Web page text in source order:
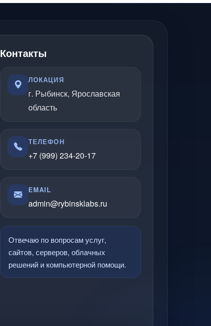
Контакты
ЛОКАЦИЯ
г. Рыбинск, Ярославская
область
ТЕЛЕФОН
+7 (999) 234-20-17
EMAIL
admin@rybinsklabs.ru
Отвечаю по вопросам услуг,
сайтов, серверов, облачных
решений и компьютерной помощи.